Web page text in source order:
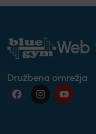
Web
Družbena omrežja